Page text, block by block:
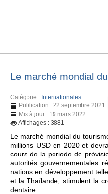
Le marché mondial
Catégorie : Internationales
Publication : 22 septembre 2021
Mis à jour : 19 mars 2022
Affichages : 3881
Le marché mondial du
millions USD en 2020 et
cours de la période de
autorités gouvernementales
nations en développement
et la Thaïlande, stimulent la
dentaire.